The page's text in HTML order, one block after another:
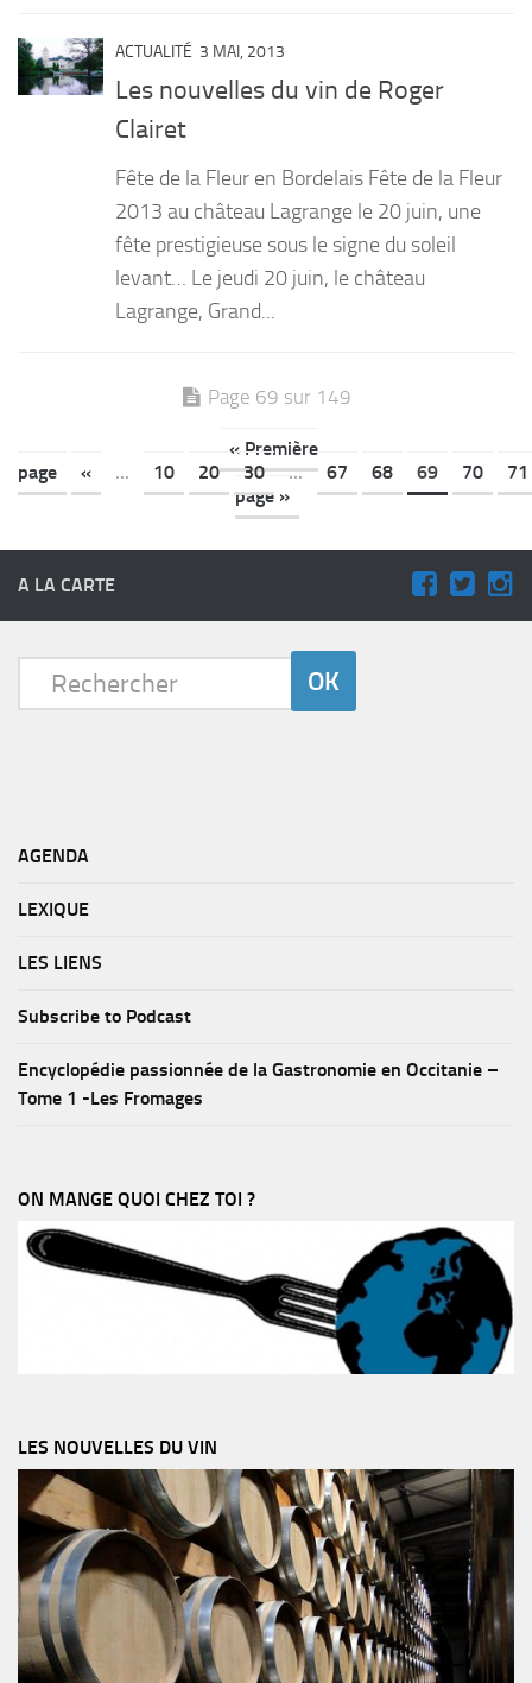
ACTUALITÉ 3 MAI, 2013
Les nouvelles du vin de Roger
Clairet
Fête de la Fleur en Bordelais Fête de la Fleur
2013 au château Lagrange le 20 juin, une
fête prestigieuse sous le signe du soleil
levant… Le jeudi 20 juin, le château
Lagrange, Grand...
Page 69 sur 149
« Première
page
« ... 10 20 30 ... 67 68 69 70
71
page »
A LA CARTE
AGENDA
LEXIQUE
LES LIENS
Subscribe to Podcast
Encyclopédie passionnée de la Gastronomie en Occitanie –
Tome 1 -Les Fromages
ON MANGE QUOI CHEZ TOI ?
LES NOUVELLES DU VIN